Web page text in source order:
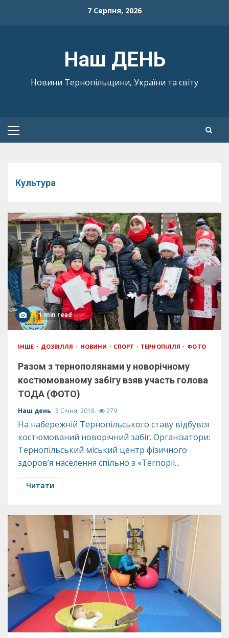
7 Серпня, 2026
Наш ДЕНЬ
Новини Тернопільщини, України та світу
Primary
Культура
1 min read
ІНШЕ ДОЗВІЛЛЯ НОВИНИ СПОРТ ТЕРНОПІЛЛЯ ФОТО
Разом з тернополянами у новорічному
костюмованому забігу взяв участь голова
ТОДА (ФОТО)
Наш день 3 Січня, 2018 279
На набережній Тернопільського ставу відбувся
костюмований новорічний забіг. Організатори:
Тернопільський міський центр фізичного
здоров’я населення спільно з «Ternopil...
Читати